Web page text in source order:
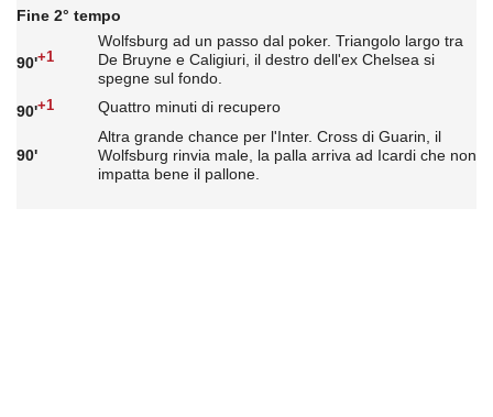
Fine 2° tempo
90'+1
Wolfsburg ad un passo dal poker. Triangolo largo tra
De Bruyne e Caligiuri, il destro dell'ex Chelsea si
spegne sul fondo.
90'+1 Quattro minuti di recupero
90'
Altra grande chance per l'Inter. Cross di Guarin, il
Wolfsburg rinvia male, la palla arriva ad Icardi che non
impatta bene il pallone.